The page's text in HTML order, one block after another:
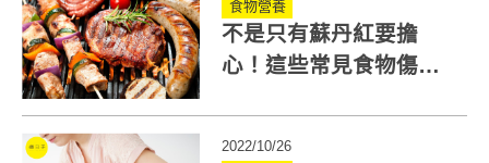
食物營養
不是只有蘇丹紅要擔
心！這些常見食物傷腸
2022/10/26